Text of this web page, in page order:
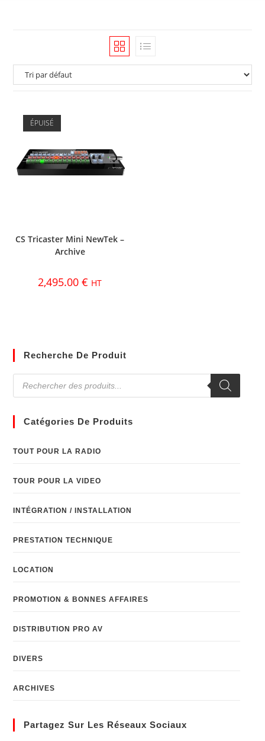
ÉPUISÉ
CS Tricaster Mini NewTek –
Archive
2,495.00€ HT
Recherche De Produit
Catégories De Produits
TOUT POUR LA RADIO
TOUR POUR LA VIDEO
INTÉGRATION / INSTALLATION
PRESTATION TECHNIQUE
LOCATION
PROMOTION & BONNES AFFAIRES
DISTRIBUTION PRO AV
DIVERS
ARCHIVES
Partagez Sur Les Réseaux Sociaux